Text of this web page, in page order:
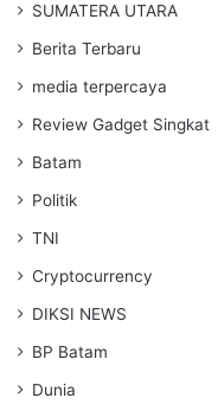
SUMATERA UTARA
Berita Terbaru
media terpercaya
Review Gadget Singkat
Batam
Politik
TNI
Cryptocurrency
DIKSI NEWS
BP Batam
Dunia